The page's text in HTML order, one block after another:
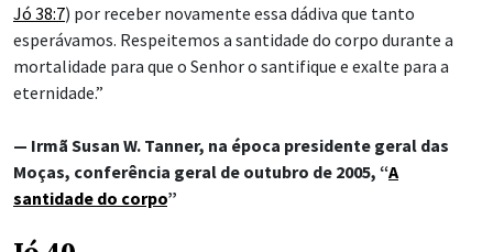
Jó 38:7) por receber novamente essa dádiva que tanto
esperávamos. Respeitemos a santidade do corpo durante a
mortalidade para que o Senhor o santifique e exalte para a
eternidade.”
— Irmã Susan W. Tanner, na época presidente geral das
Moças, conferência geral de outubro de 2005, “A
santidade do corpo”